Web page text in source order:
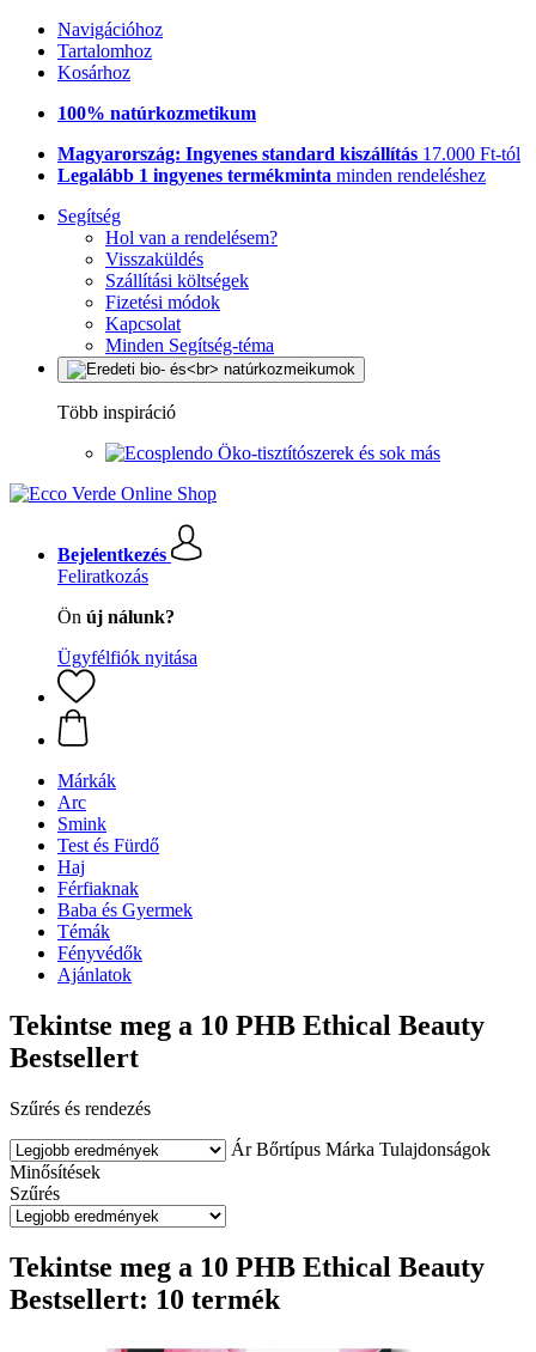
Navigációhoz
Tartalomhoz
Kosárhoz
100% natúrkozmetikum
Magyarország: Ingyenes standard kiszállítás 17.000 Ft-tól
Legalább 1 ingyenes termékminta minden rendeléshez
Segítség
Hol van a rendelésem?
Visszaküldés
Szállítási költségek
Fizetési módok
Kapcsolat
Minden Segítség-téma
Több inspiráció
Öko-tisztítószerek és sok más
Bejelentkezés
Feliratkozás
Ön új nálunk?
Ügyfélfiók nyitása
Márkák
Arc
Smink
Test és Fürdő
Haj
Férfiaknak
Baba és Gyermek
Témák
Fényvédők
Ajánlatok
Tekintse meg a 10 PHB Ethical Beauty
Bestsellert
Szűrés és rendezés
Ár Bőrtípus Márka Tulajdonságok
Minősítések
Szűrés
Tekintse meg a 10 PHB Ethical Beauty
Bestsellert: 10 termék